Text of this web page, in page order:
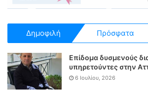
Δημοφιλή Πρόσφατα
Επίδομα δυσμενούς
υπηρετούντες στην
6 Ιουλίου, 2026